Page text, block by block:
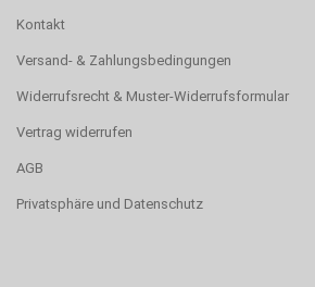
Kontakt
Versand- & Zahlungsbedingungen
Widerrufsrecht & Muster-Widerrufsformular
Vertrag widerrufen
AGB
Privatsphäre und Datenschutz